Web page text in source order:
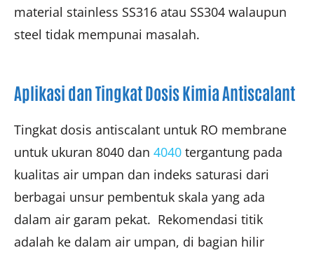
material stainless SS316 atau SS304 walaupun
steel tidak mempunai masalah.
Aplikasi dan Tingkat Dosis Kimia Antiscalant
Tingkat dosis antiscalant untuk RO membrane
untuk ukuran 8040 dan 4040 tergantung pada
kualitas air umpan dan indeks saturasi dari
berbagai unsur pembentuk skala yang ada
dalam air garam pekat. Rekomendasi titik
adalah ke dalam air umpan, di bagian hilir